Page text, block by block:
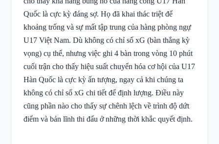
Quốc là cực kỳ đáng sợ. Họ đã khai thác triệt để
khoảng trống và sự mất tập trung của hàng phòng ngự
U17 Việt Nam. Dù không có chỉ số xG (bàn thắng kỳ
vọng) cụ thể, nhưng việc ghi 4 bàn trong vòng 10 phút
cuối trận cho thấy hiệu suất chuyển hóa cơ hội của U17
Hàn Quốc là cực kỳ ấn tượng, ngay cả khi chúng ta
không có chỉ số xG chi tiết để định lượng. Điều này
cũng phần nào cho thấy sự chênh lệch về trình độ dứt
điểm và bản lĩnh thi đấu ở những thời khắc quyết định.